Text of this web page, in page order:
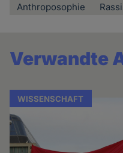
Anthroposophie
Verwandte
WISSENSCHAFT